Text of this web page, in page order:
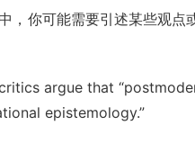
，你可能需要引述某些观点
argue that
epistemology.”